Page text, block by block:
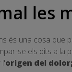
les
és una cosa que
se els dits a la
origen del dolor;